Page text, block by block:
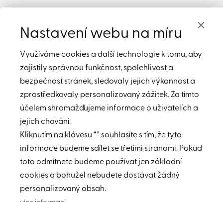
Nabídka
nemovitostí
Dražba nemovitostí
Nenalezeny žádné nemovitosti.
Nastavení webu na míru ×
Využíváme cookies a další technologie k tomu, aby
zajistily správnou funkčnost, spolehlivost a
bezpečnost stránek, sledovaly jejich výkonnost a
zprostředkovaly personalizovaný zážitek. Za tímto
účelem shromažďujeme informace o uživatelích a
jejich chování.
Kliknutím na klávesu “” souhlasíte s tím, že tyto
informace budeme sdílet se třetími stranami. Pokud
toto odmítnete budeme používat jen základní
cookies a bohužel nebudete dostávat žádný
personalizovaný obsah.